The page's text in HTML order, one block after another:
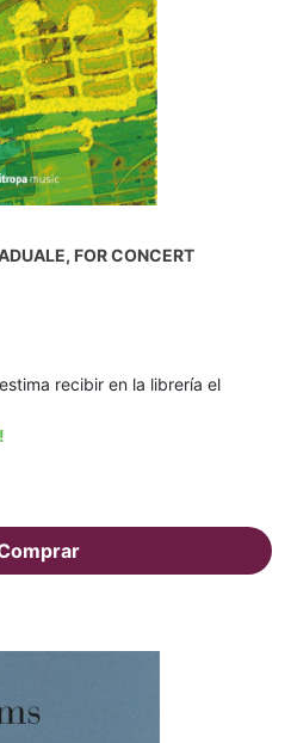
FOR CONCERT
recibir en la librería el